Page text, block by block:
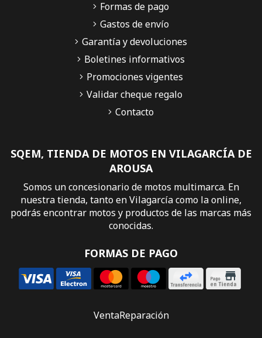
SQEM, TIENDA DE MOTOS EN VILAGARCÍA DE
AROUSA
Somos un concesionario de motos multimarca. En
nuestra tienda, tanto en Vilagarcía como la online,
podrás encontrar motos y productos de las marcas más
conocidas.
FORMAS DE PAGO
Formas de pago
Gastos de envío
Garantía y devoluciones
Boletines informativos
Promociones vigentes
Validar cheque regalo
Contacto
VentaReparación